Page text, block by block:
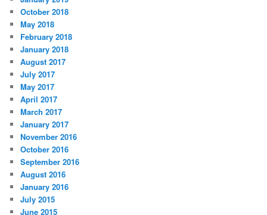
October 2018
May 2018
February 2018
January 2018
August 2017
July 2017
May 2017
April 2017
March 2017
January 2017
November 2016
October 2016
September 2016
August 2016
January 2016
July 2015
June 2015